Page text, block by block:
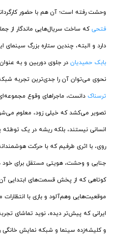
وحشت رفته است؛ آن هم با حضور
فتحی که ساخت سریال‌هایی ماندگار از
دارد و البته، چندین ستاره بزرگ سینمای
بابک حمیدیان در جلوی دوربین و به عنوان
نحوی می‌توان آن را جدی‌ترین تجربه
ترسناک دانست، ماجراهای وقوع
تصویر می‌کشد که خیلی زود، معلوم می‌شود
انسانی نیستند، بلکه ریشه در یک توطئه
روی، با اثری طرفیم که با حرکت
جنایی و وحشت، هویتی مستقل برای
کوتاهی که از پخش قسمت‌های ابتدایی
موقعیت‌هایی وهم‌آلود و بازی با
ایرانی که پیش‌تر دیده، نوید تماشای
و کلیشه‌زده سینما و شبکه نمایش خانگی